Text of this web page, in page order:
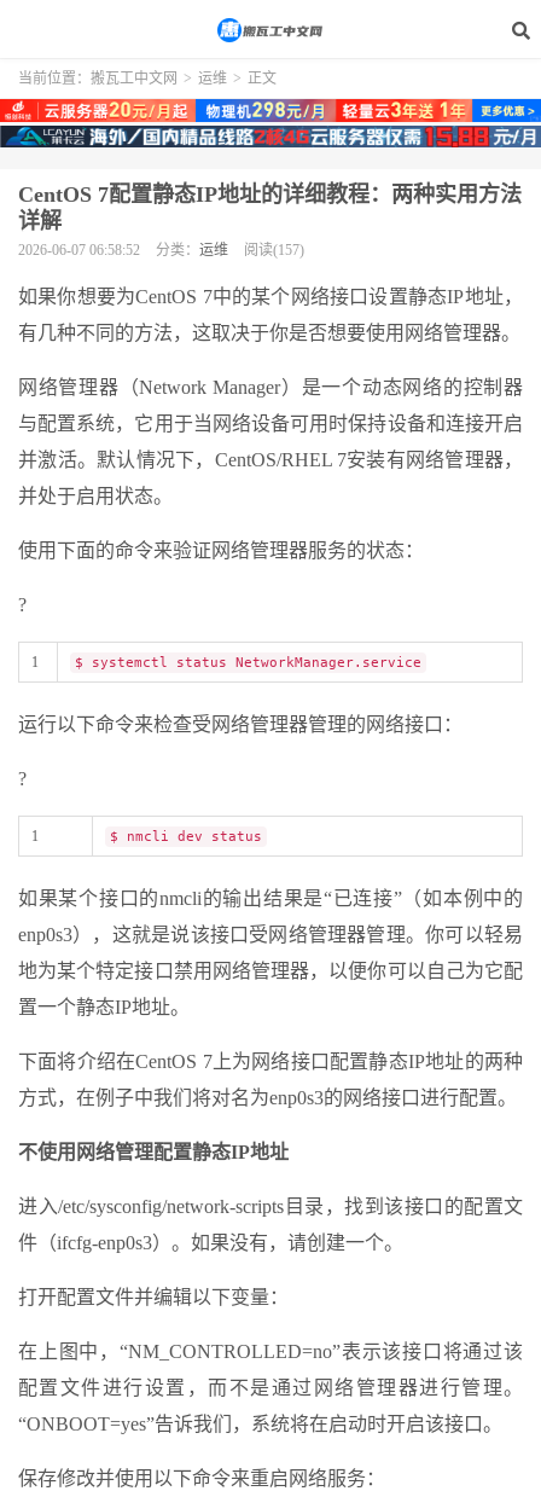
当前位置： 搬瓦工中文网 > 运维 > 正文
CentOS 7配置静态IP地址的详细教程：两种实用方法
详解
2026-06-07 06:58:52 分类： 运维 阅读(157)
如果你想要为CentOS 7中的某个网络接口设置静态IP地址，
有几种不同的方法，这取决于你是否想要使用网络管理器。
网络管理器（Network Manager）是一个动态网络的控制器
与配置系统，它用于当网络设备可用时保持设备和连接开启
并激活。默认情况下，CentOS/RHEL 7安装有网络管理器，
并处于启用状态。
使用下面的命令来验证网络管理器服务的状态：
?
1 $ systemctl status NetworkManager.service
运行以下命令来检查受网络管理器管理的网络接口：
?
1 $ nmcli dev status
如果某个接口的nmcli的输出结果是“已连接”（如本例中的
enp0s3），这就是说该接口受网络管理器管理。你可以轻易
地为某个特定接口禁用网络管理器，以便你可以自己为它配
置一个静态IP地址。
下面将介绍在CentOS 7上为网络接口配置静态IP地址的两种
方式，在例子中我们将对名为enp0s3的网络接口进行配置。
不使用网络管理配置静态IP地址
进入/etc/sysconfig/network-scripts目录，找到该接口的配置文
件（ifcfg-enp0s3）。如果没有，请创建一个。
打开配置文件并编辑以下变量：
在上图中，“NM_CONTROLLED=no”表示该接口将通过该
配置文件进行设置，而不是通过网络管理器进行管理。
“ONBOOT=yes”告诉我们，系统将在启动时开启该接口。
保存修改并使用以下命令来重启网络服务：